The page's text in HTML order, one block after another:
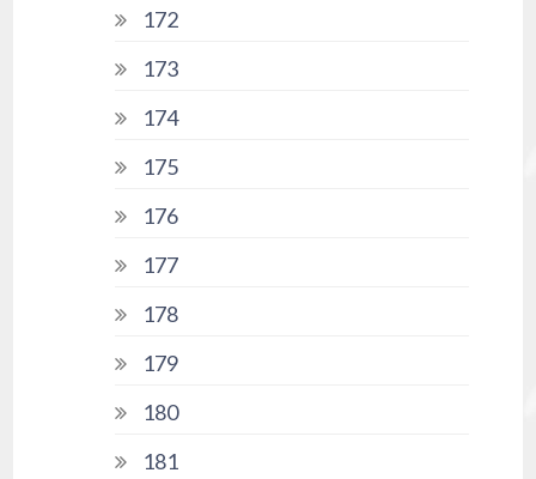
172
173
174
175
176
177
178
179
180
181